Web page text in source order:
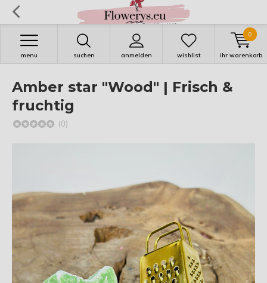
suchen anmelden
menu wishlist ihr warenkorb
0
Amber star "Wood" | Frisch &
fruchtig
(0)